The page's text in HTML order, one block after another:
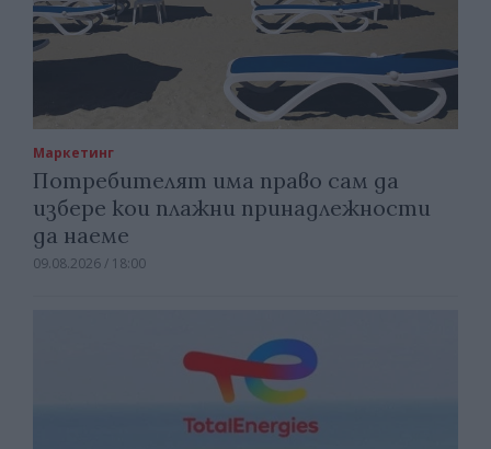
Маркетинг
Потребителят има право сам да
избере кои плажни принадлежности
да наеме
09.08.2026 / 18:00